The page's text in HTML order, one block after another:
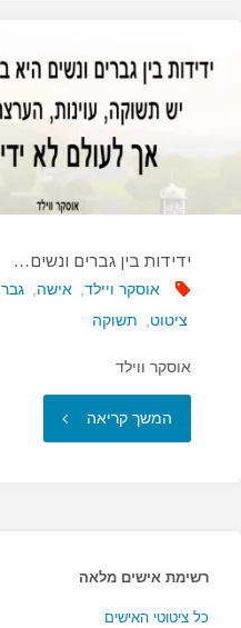
לידידות…"
ידידות בין גברים ונשים…
אוסקר ויילד אישה גבר
ציטוט
תשוקה
אוסקר ווילד
המשך קריאה "ידידות
רשימת אישים מלאה
כל ציטוטי האישים